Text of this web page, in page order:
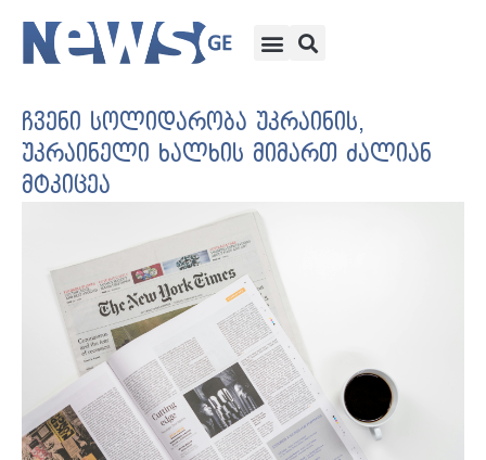
ჩვენი სოლიდარობა უკრაინის,
უკრაინელი ხალხის მიმართ ძალიან
მტკიცეა